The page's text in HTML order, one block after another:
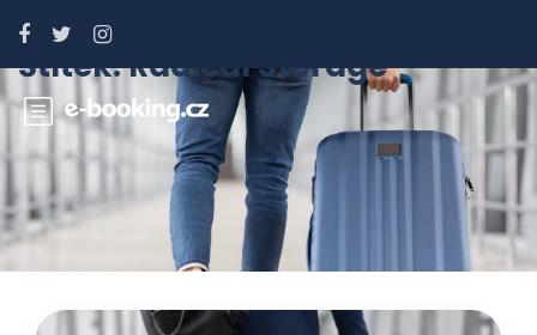
Štítek:Radical Storage